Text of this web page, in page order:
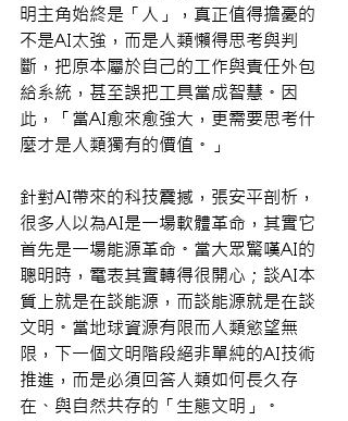
明主角始終是「人」，真正值得擔憂的
不是AI太強，而是人類懶得思考與判
斷，把原本屬於自己的工作與責任外包
給系統，甚至誤把工具當成智慧。因
此，「當AI愈來愈強大，更需要思考什
麼才是人類獨有的價值。」
針對AI帶來的科技震撼，張安平剖析，
很多人以為AI是一場軟體革命，其實它
首先是一場能源革命。當大眾驚嘆AI的
聰明時，電表其實轉得很開心；談AI本
質上就是在談能源，而談能源就是在談
文明。當地球資源有限而人類慾望無
限，下一個文明階段絕非單純的AI技術
推進，而是必須回答人類如何長久存
在、與自然共存的「生態文明」。